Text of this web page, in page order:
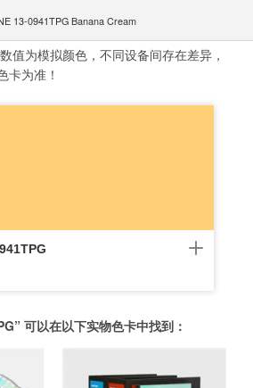
13-0941TPG Banana Cream
值为模拟颜色，不同设备间存在差异，
卡为准！
可以在以下实物色卡中找到：